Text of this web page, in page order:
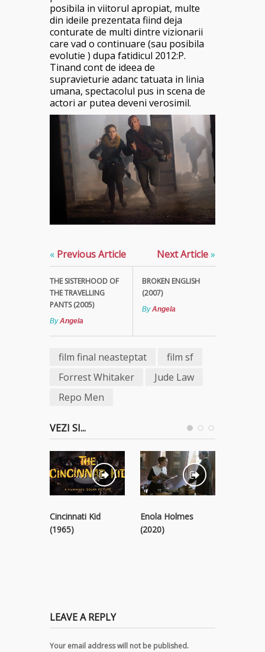
posibila in viitorul apropiat, multe
din ideile prezentata fiind deja
conturate de multi dintre vizionarii
care vad o continuare (sau posibila
evolutie ) dupa fatidicul 2012:P.
Tinand cont de ideea de
supravieturie adanc tatuata in linia
umana, spectacolul pus in scena de
actori ar putea deveni verosimil.
« Previous Article
THE SISTERHOOD OF
THE TRAVELLING
PANTS (2005)
ByAngela
Next Article»
BROKEN ENGLISH
(2007)
ByAngela
film final neasteptat
film sf
Forrest Whitaker
Jude Law
Repo Men
VEZI SI...
Cincinnati Kid
(1965)
Enola Holmes
(2020)
LEAVE A REPLY
Your email address will not be published.